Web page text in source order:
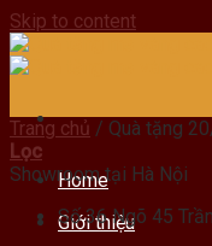
Skip to content
Home
Giới thiệu
Trang chủ / Quà tặng
Lọc
Showroom tại Hà Nội
Số 36 Ngõ 45